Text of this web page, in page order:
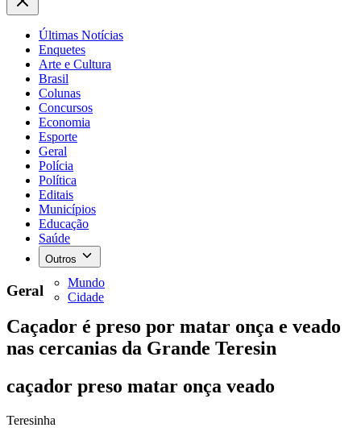
Últimas Notícias
Enquetes
Arte e Cultura
Brasil
Colunas
Concursos
Economia
Esporte
Geral
Polícia
Política
Editais
Municípios
Educação
Saúde
Outros
Mundo
Cidade
Geral
Caçador é preso por matar onça e veado
nas cercanias da Grande Teresin
caçador preso matar onça veado
Teresinha